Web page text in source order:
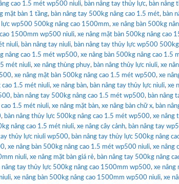
cao 1.5 mét wp500 niuli, bàn nâng tay thủy lực, bàn nâng
mặt bàn 1 tầng, bàn nâng tay 500kg nâng cao 1.5 mét, bàn
lực wp500 500kg nâng cao 1500mm, xe nâng bàn 500kg
1500mm wp500 niuli, xe nâng mặt bàn 500kg nâng cao
niuli, bàn nâng tay niuli, bàn nâng tay thủy lực wp500 500kg
nâng cao 1.5 mét wp500, xe nâng bàn 500kg nâng cao 1.5
mét niuli, xe nâng thùng phuy, bàn nâng thủy lực niuli, xe
, xe nâng mặt bàn 500kg nâng cao 1.5 mét wp500, xe
cao 1.5 mét niuli, xe nâng bàn, bàn nâng tay thủy lực niuli, xe
, bàn nâng tay 500kg nâng cao 1.5 mét wp500, bàn nâng
1.5 mét niuli, xe nâng mặt bàn, xe nâng bàn chữ x, bàn
, bàn nâng thủy lực 500kg nâng cao 1.5 mét wp500, xe nâng
nâng cao 1.5 mét niuli, xe nâng cây cảnh, bàn nâng tay
thủy lực niuli wp500, bàn nâng tay thủy lực 500kg nâng
, xe nâng bàn 500kg nâng cao 1.5 mét wp500 niuli, xe nâng
niuli, xe nâng mặt bàn giá rẻ, bàn nâng tay 500kg nâng
nâng tay thủy lực 500kg nâng cao 1500mm wp500, xe nâng
, xe nâng bàn 500kg nâng cao 1500mm wp500 niuli, xe